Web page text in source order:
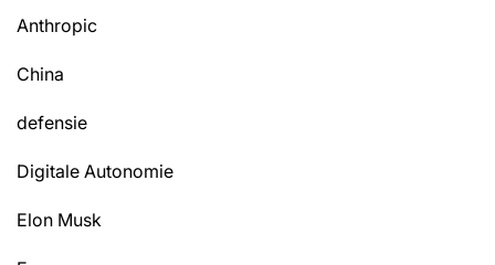
Anthropic
China
defensie
Digitale Autonomie
Elon Musk